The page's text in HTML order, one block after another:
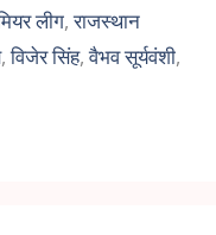
लीग,राजस्थान
,विजेर सिंह,वैभव सूर्यवंशी,